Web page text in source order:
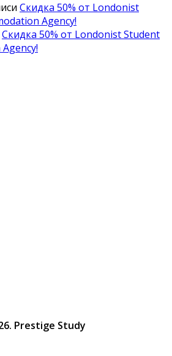
Скидка 50% от Londonist
Agency!
Скидка 50% от Londonist Student
Prestige Study